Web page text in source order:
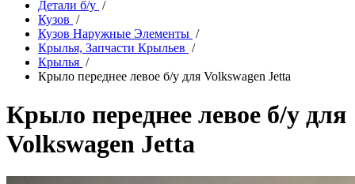
Детали б/у /
Кузов /
Кузов Наружные Элементы /
Крылья, Запчасти Крыльев /
Крылья /
Крыло переднее левое б/у для Volkswagen Jetta
Крыло переднее левое б/у для
Volkswagen Jetta